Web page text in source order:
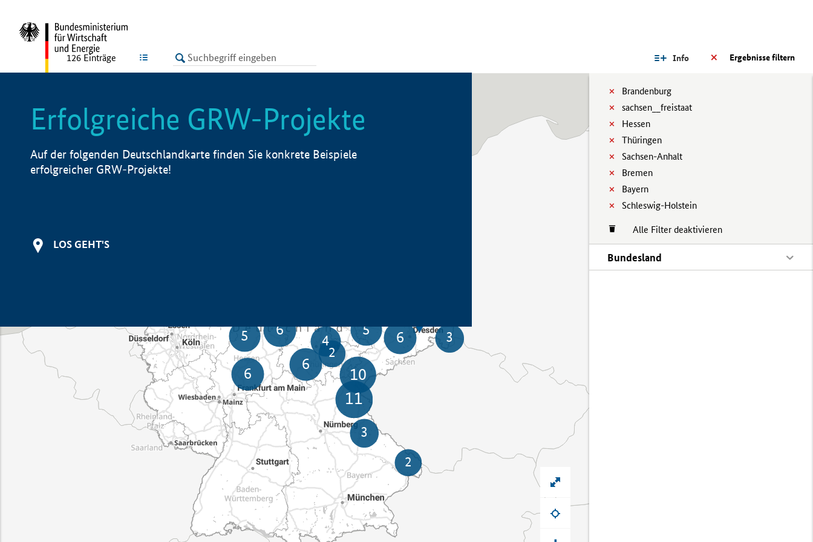
LISTE Ergebnisse filtern
Info
Brandenburg
sachsen__freistaat
Hessen
Thüringen
Sachsen-Anhalt
Bremen
Bayern
Schleswig-Holstein
Alle Filter deaktivieren
Bundesland
126 Einträge
Erfolgreiche GRW-Projekte
Auf der folgenden Deutschlandkarte finden Sie konkrete Beispiele
erfolgreicher GRW-Projekte!
LOS GEHT'S